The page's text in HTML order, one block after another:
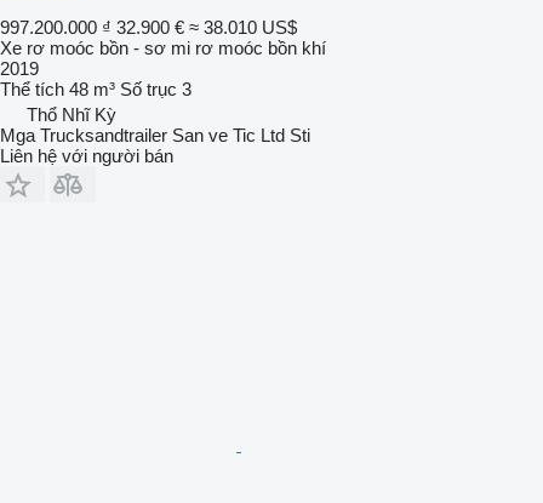
997.200.000 ₫ 32.900 € ≈ 38.010 US$
Xe rơ moóc bồn - sơ mi rơ moóc bồn khí
2019
Thể tích 48 m³ Số trục 3
Thổ Nhĩ Kỳ
Mga Trucksandtrailer San ve Tic Ltd Sti
Liên hệ với người bán